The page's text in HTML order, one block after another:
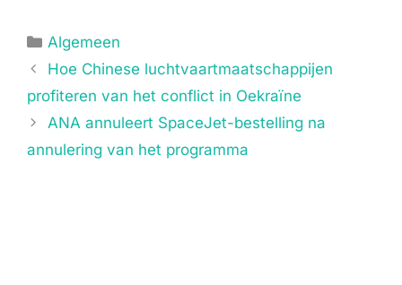
Categorieën
Algemeen
Hoe Chinese luchtvaartmaatschappijen
profiteren van het conflict in Oekraïne
ANA annuleert SpaceJet-bestelling na
annulering van het programma